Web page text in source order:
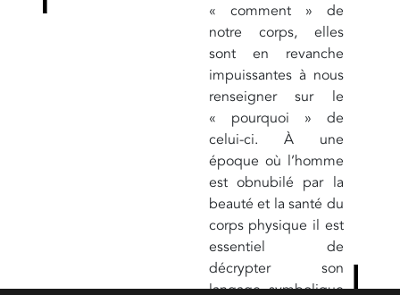
« comment » de
notre corps, elles
sont en revanche
impuissantes à nous
renseigner sur le
« pourquoi » de
celui-ci. À une
époque où l’homme
est obnubilé par la
beauté et la santé du
corps physique il est
essentiel de
décrypter son
langage symbolique